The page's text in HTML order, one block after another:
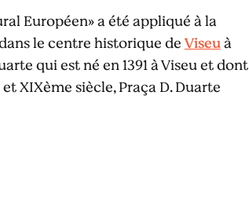
Européen» a été appliqué à la
le centre historique deViseuà
qui est né en 1391 à Viseu et dont
XIXème siècle, Praça D. Duarte